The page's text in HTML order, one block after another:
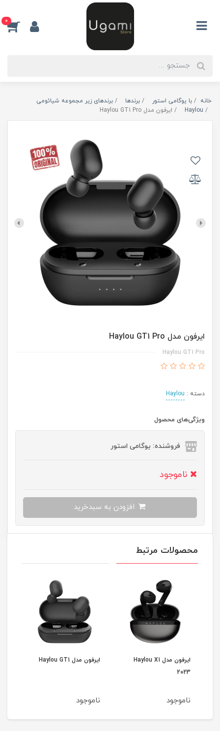
0
خانه با یوگامی استور برندها
برندهای زیر مجموعه شیائومی
Haylou
ایرفون مدل Haylou GT1 Pro
ایرفون مدل Haylou GT1 Pro
Haylou GT1 Pro
دسته : Haylou
ویژگی‌های محصول
فروشنده: یوگامی استور
ناموجود
محصولات مرتبط
ایرفون مدل Haylou X1
2023
ناموجود
ایرفون مدل Haylou GT1
ناموجود